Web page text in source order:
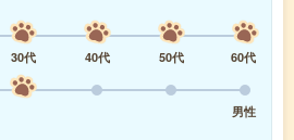
30代 40代 50代
60代
男性